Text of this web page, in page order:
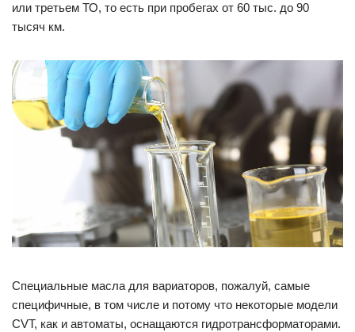
или третьем ТО, то есть при пробегах от 60 тыс. до 90
тысяч км.
Специальные масла для вариаторов, пожалуй, самые
специфичные, в том числе и потому что некоторые модели
CVT, как и автоматы, оснащаются гидротрансформаторами.